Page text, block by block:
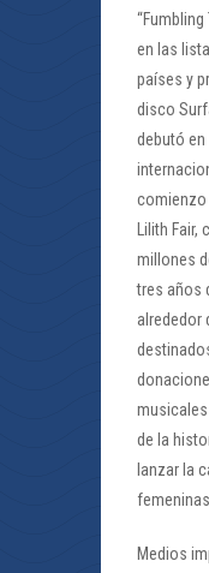
en las
países y
disco
debutó
comienzo
Lilith
millones
tres años
alrededor
de la
lanzar la
femeninas.
Medios